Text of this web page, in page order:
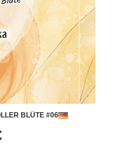
BLÜTE #06